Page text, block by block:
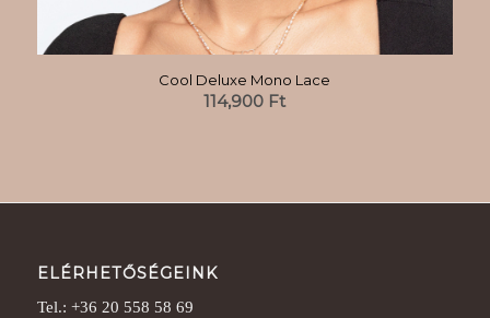
Cool Deluxe Mono Lace
114,900 Ft
ELÉRHETŐSÉGEINK
Tel.: +36 20 558 58 69